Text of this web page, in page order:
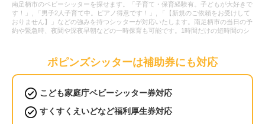
南足柄市のベビーシッターを探せます。「子育て・保育経験有。子どもが大好きで
す！」, 「男子2人子育て中。ピアノ得意です！」, 「【新規のご依頼をお受けして
おりません】」などの強みを持つシッターが対応いたします。南足柄市の当日の予
約や緊急時、夜間や深夜早朝などの一時保育も可能です。1時間だけの短時間のシ
ちゃんから小学生以上のお子様まで幅広い年齢へ対応可能です。土日祝日だけベビ
ーシッターをお願いしたいといったご要望や毎日の利用などの定期利用サービスも
ございます。
ポピンズシッターは補助券にも対応
こども家庭庁ベビーシッター券対応
すくすくえいどなど福利厚生券対応